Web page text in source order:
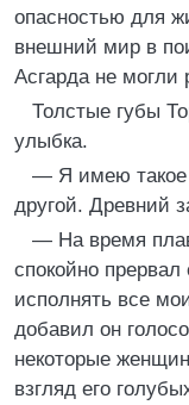
опасностью для
внешний мир в
Асгарда не могли
Толстые губы
улыбка.
— Я имею такое
другой. Древний
— На время
спокойно
исполнять все
добавил он
некоторые
взгляд его